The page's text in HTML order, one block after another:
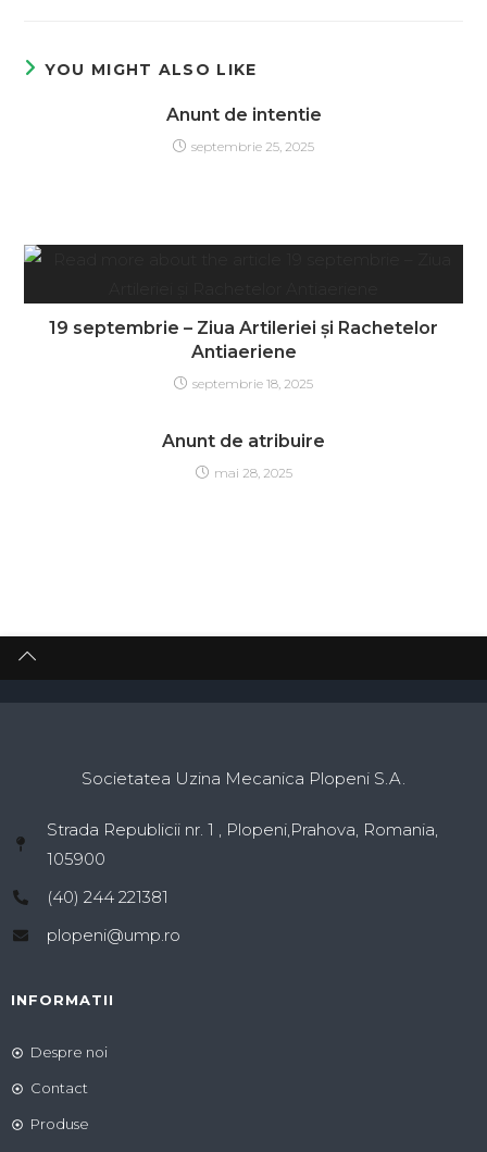
YOU MIGHT ALSO LIKE
Anunt de intentie
septembrie 25, 2025
19 septembrie – Ziua Artileriei şi Rachetelor
Antiaeriene
septembrie 18, 2025
Anunt de atribuire
mai 28, 2025
Societatea Uzina Mecanica Plopeni S.A.
Strada Republicii nr. 1 , Plopeni,Prahova, Romania,
105900
(40) 244 221381
plopeni@ump.ro
INFORMATII
Despre noi
Contact
Produse